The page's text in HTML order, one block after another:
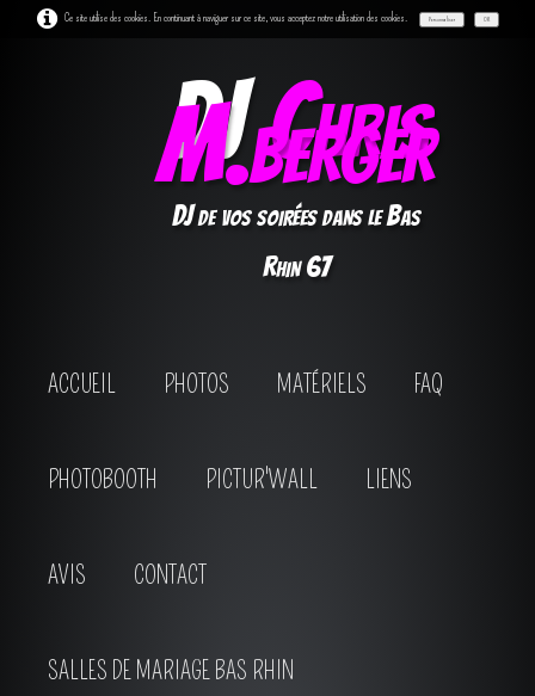
Ce site utilise des cookies. En continuant à naviguer sur ce site, vous acceptez notre utilisation des cookies. Personnaliser OK
DJChris
M.berger
DJ de vos soirées dans le Bas
Rhin 67
ACCUEIL PHOTOS MATÉRIELS FAQ
PHOTOBOOTH PICTUR'WALL LIENS
AVIS CONTACT
SALLES DE MARIAGE BAS RHIN